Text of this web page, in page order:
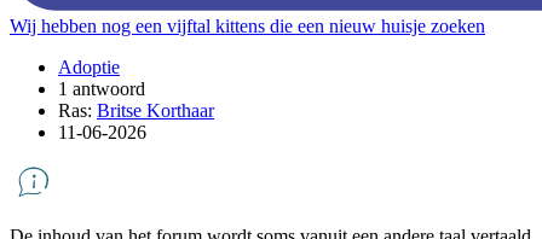
Wij hebben nog een vijftal kittens die een nieuw huisje zoeken
Adoptie
1 antwoord
Ras: Britse Korthaar
11-06-2026